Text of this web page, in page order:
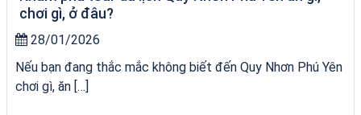
chơi gì, ở đâu?
28/01/2026
Nếu bạn đang thắc mắc không biết đến Quy Nhơn Phú Yên
chơi gì, ăn […]